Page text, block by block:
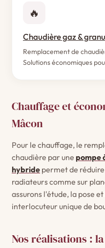
🔥
Chaudière gaz &
Remplacement de
Solutions économiques
Chauffage et
Mâcon
Pour le chauffage, le
chaudière par une pompe
hybride permet de
radiateurs comme sur
assurons l'étude, la pose
interlocuteur unique de
Nos réalisations :